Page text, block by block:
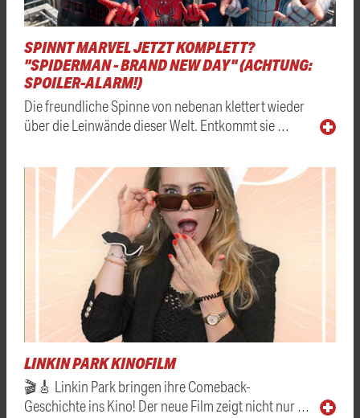
SPINNT MARVEL JETZT KOMPLETT?
"SPIDERMAN - BRAND NEW DAY" (ACHTUNG:
SPOILER-ALARM!)
Die freundliche Spinne von nebenan klettert wieder
über die Leinwände dieser Welt. Entkommt sie …
LINKIN PARK KINOFILM
🎬🎸 Linkin Park bringen ihre Comeback-
Geschichte ins Kino! Der neue Film zeigt nicht nur …